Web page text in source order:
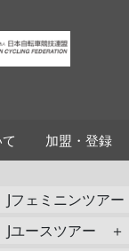
加盟・登録
Jフェミニンツア
Jユースツアー ＋